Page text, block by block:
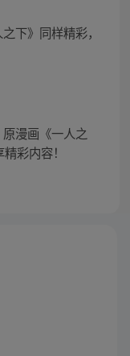
下》同样精彩，
漫画《一人之
彩内容！